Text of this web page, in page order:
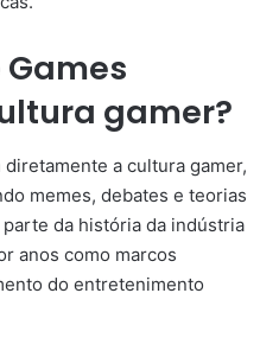
Games
gamer?
a cultura gamer,
memes, debates e teorias
da história da indústria
anos como marcos
do entretenimento